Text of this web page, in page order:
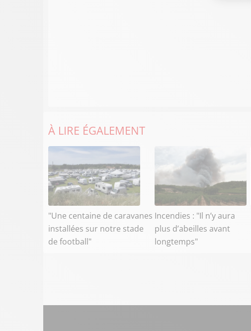
À LIRE ÉGALEMENT
"Une centaine de caravanes
installées sur notre stade
de football"
Incendies : "Il n’y aura
plus d’abeilles avant
longtemps"